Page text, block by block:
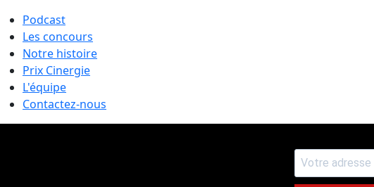
Podcast
Les concours
Notre histoire
Prix Cinergie
L'équipe
Contactez-nous